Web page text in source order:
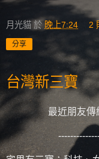
月光貓 於 晚上7:24 2
分享
台灣新三寶
最近朋友